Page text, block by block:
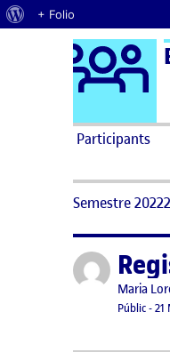
Quant al WordPress
+ Folio
Saltar al contingut
Participants
Semestre
Publicat per
Publicat
Maria
Visibilitat:
Públic-21